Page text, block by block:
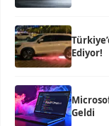
Ediyor!
Geldi